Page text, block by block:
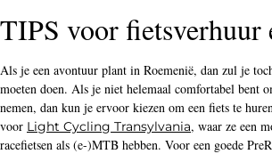
TIPS voor fietsverhuur
Als je een avontuur plant in Roemenië, dan zul je
moeten doen. Als je niet helemaal comfortabel bent
nemen, dan kun je ervoor kiezen om een fiets te
voor Light Cycling Transylvania, waar ze een
racefietsen als (e-)MTB hebben. Voor een goede